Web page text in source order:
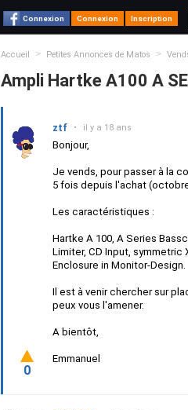
Connexion Connexion Inscription
Accueil > Petites Annonces de Matos >
Ampli Hartke A100 A
ztf • il y a 18 ans
Bonjour,
Je vends, pour passer à la
5 fois depuis l'achat
Les caractéristiques :
Hartke A 100, A Series
Limiter, CD Input, symmetric
Enclosure in Monitor-Design.
Il est à venir chercher sur
peux vous l'amener.
A bientôt,
Emmanuel
0